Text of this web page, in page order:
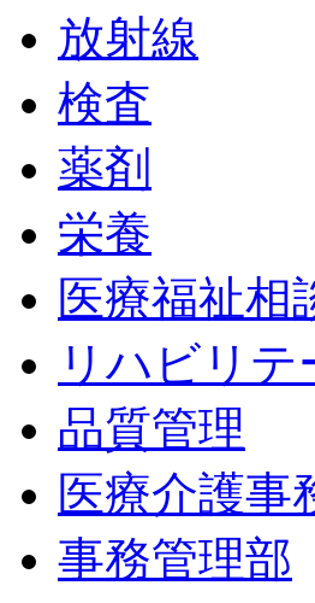
放射線
検査
薬剤
栄養
医療福祉相
リハビリテ
品質管理
医療介護事
事務管理部